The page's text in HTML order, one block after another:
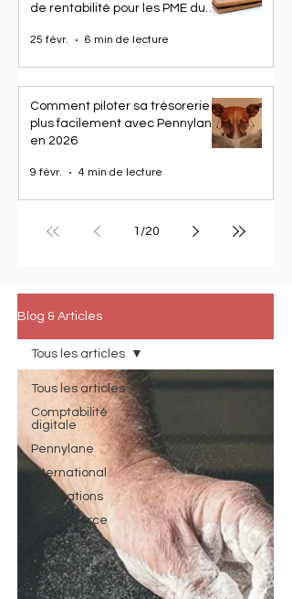
de rentabilité pour les PME du
25 févr. 6 min de lecture
Comment piloter sa trésorerie
plus facilement avec Pennylane
en 2026
9 févr. 4 min de lecture
1 /20
Blog & Articles
Tous les articles
Comptabilité
digitale
Pennylane
International
Applications
eCommerce
QuickBooks
Croissance
Trésorerie
Tous les articles